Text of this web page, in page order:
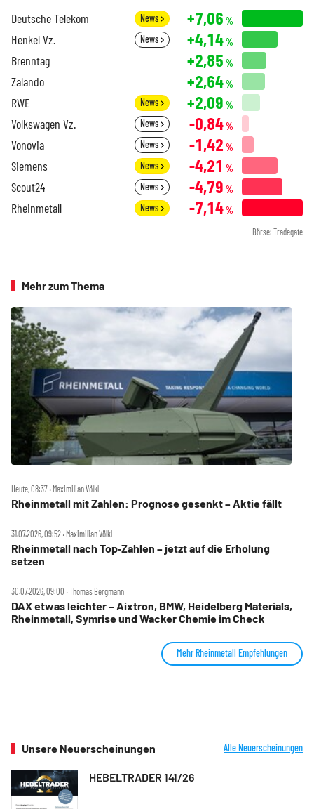
Deutsche Telekom News +7,06 %
Henkel Vz. News +4,14%
Brenntag +2,85 %
Zalando +2,64%
RWE News +2,09 %
Volkswagen Vz. News -0,84%
Vonovia News -1,42 %
Siemens News -4,21 %
Scout24 News -4,79 %
Rheinmetall News -7,14%
Börse: Tradegate
Mehr zum Thema
Heute, 08:37 ‧ Maximilian Völkl
Rheinmetall mit Zahlen: Prognose gesenkt – Aktie fällt
31.07.2026, 09:52 ‧ Maximilian Völkl
Rheinmetall nach Top‑Zahlen – jetzt auf die Erholung
setzen
30.07.2026, 09:00 ‧ Thomas Bergmann
DAX etwas leichter – Aixtron, BMW, Heidelberg Materials,
Rheinmetall, Symrise und Wacker Chemie im Check
Mehr Rheinmetall Empfehlungen
Unsere Neuerscheinungen Alle Neuerscheinungen
HEBELTRADER 141/26